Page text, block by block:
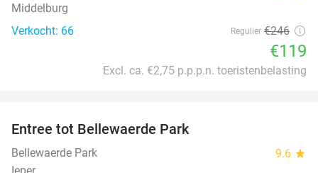
Middelburg
Verkocht: 66
Regulier €246
€119
Excl. ca. €2,75 p.p.p.n. toeristenbelasting
Entree tot Bellewaerde Park
Bellewaerde Park 9.6 star
Ieper